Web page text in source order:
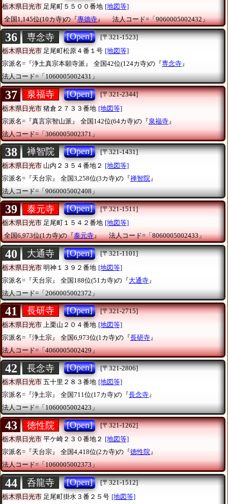
栃木県日光市 足尾町５５００番地 [地図等]
全国1,145位(10カ寺)の『專德寺』 法人コード=「9060005002432」
36 専念寺 [Open]
[〒321-1523]
栃木県日光市 足尾町松原４番１号 [地図等]
宗派名=『浄土真宗本願寺派』
全国42位(124カ寺)の『専念寺』
法人コード=「1060005002431」
37 泉福寺 [Open]
[〒321-2344]
栃木県日光市 猪倉２７３３番地 [地図等]
宗派名=『真言宗智山派』
全国142位(64カ寺)の『泉福寺 』
法人コード=「3060005002371」
38 禅智院 [Open]
[〒321-1431]
栃木県日光市 山内２３５４番地２ [地図等]
宗派名=『天台宗』
全国3,258位(3カ寺)の『禅智院 』
法人コード=「9060005002408」
39 泰元寺 [Open]
[〒321-1511]
栃木県日光市 足尾町１５４２番地 [地図等]
全国6,973位(1カ寺)の『泰元寺』 法人コード=「8060005002433」
40 大通寺 [Open]
[〒321-1101]
栃木県日光市 明神１３９２番地 [地図等]
宗派名=『天台宗』
全国188位(51カ寺)の『大通寺 』
法人コード=「2060005002372」
41 長研寺 [Open]
[〒321-2715]
栃木県日光市 上栗山２０４番地 [地図等]
宗派名=『浄土宗』
全国6,973位(1カ寺)の『長研寺 』
法人コード=「4060005002429」
42 長念寺 [Open]
[〒321-2806]
栃木県日光市 五十里２８３番地 [地図等]
宗派名=『浄土宗』
全国711位(17カ寺)の『長念寺』
法人コード=「1060005002423」
43 徳性院 [Open]
[〒321-1262]
栃木県日光市 平ケ崎２３０番地２ [地図等]
宗派名=『天台宗』
全国4,418位(2カ寺)の『徳性院』
法人コード=「1060005002373」
44 呑龍寺 [Open]
[〒321-1512]
栃木県日光市 足尾町掛水３番２５号 [地図等]